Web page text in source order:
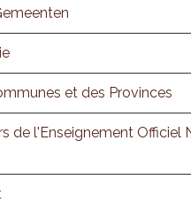
et des Provinces
de l'Enseignement Officiel